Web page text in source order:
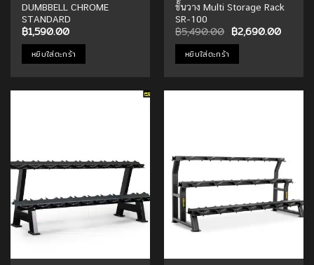
DUMBBELL CHROME
STANDARD
฿1,590.00
หยิบใส่ตะกร้า
ชั้นวาง Multi Storage Rack
SR-100
฿5,490.00 Original
price
was:
฿2,690.00
หยิบใส่ตะกร้า